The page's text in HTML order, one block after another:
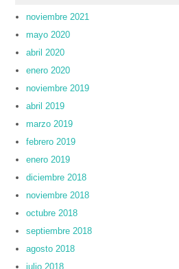
noviembre 2021
mayo 2020
abril 2020
enero 2020
noviembre 2019
abril 2019
marzo 2019
febrero 2019
enero 2019
diciembre 2018
noviembre 2018
octubre 2018
septiembre 2018
agosto 2018
julio 2018